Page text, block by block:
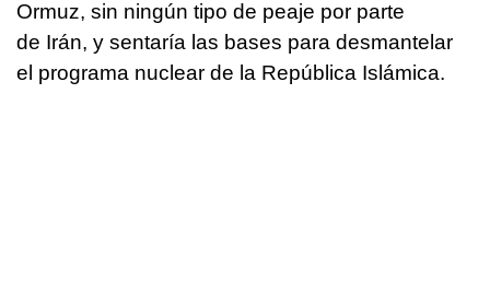
Ormuz, sin ningún tipo de peaje por parte
de Irán, y sentaría las bases para desmantelar
el programa nuclear de la República Islámica.